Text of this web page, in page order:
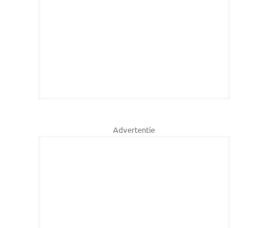
Advertentie